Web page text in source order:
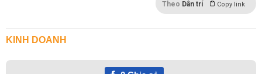
Theo Dân trí Copy link
KINH DOANH